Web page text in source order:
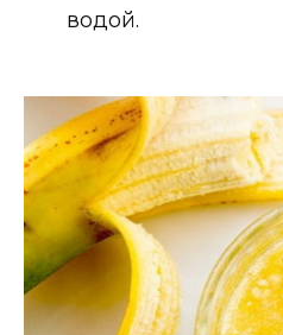
водой.